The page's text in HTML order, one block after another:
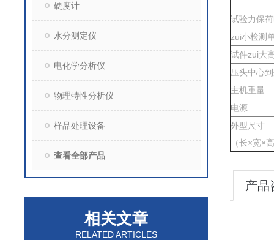
硬度计
水分测定仪
电化学分析仪
物理特性分析仪
样品处理设备
查看全部产品
相关文章
RELATED ARTICLES
试验力保
zui小检测
试件zui大
压头中心
主机重量
电源
外型尺寸
（长×宽×
产品